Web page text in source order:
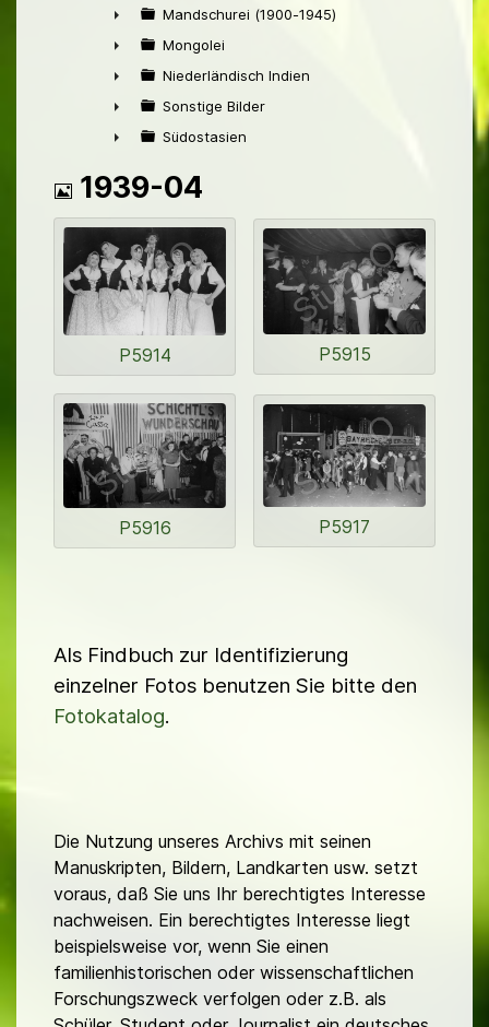
►
►
Mandschurei (1900-1945)
►
Mongolei
►
Niederländisch Indien
►
Sonstige Bilder
Südostasien
Bild
1939-04
P5914 P5915
P5916 P5917
Als Findbuch zur Identifizierung
einzelner Fotos benutzen Sie bitte den
Fotokatalog.
Die Nutzung unseres Archivs mit seinen
Manuskripten, Bildern, Landkarten usw. setzt
voraus, daß Sie uns Ihr berechtigtes Interesse
nachweisen. Ein berechtigtes Interesse liegt
beispielsweise vor, wenn Sie einen
familienhistorischen oder wissenschaftlichen
Forschungszweck verfolgen oder z.B. als